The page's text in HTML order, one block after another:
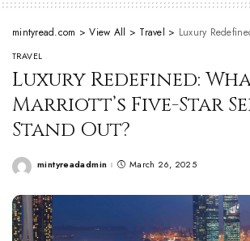
mintyread.com >View All > Travel > Luxury Redefined: What
TRAVEL
Luxury Redefined:
Marriott’s Five-Star
Stand Out?
Posted
mintyreadadmin March 26, 2025